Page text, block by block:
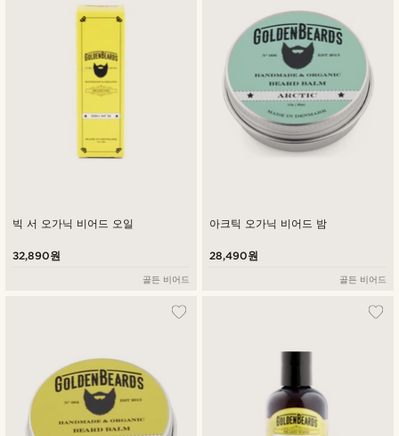
빅 서 오가닉 비어드 오일
32,890원
골든 비어드
아크틱 오가닉 비어드 밤
28,490원
골든 비어드